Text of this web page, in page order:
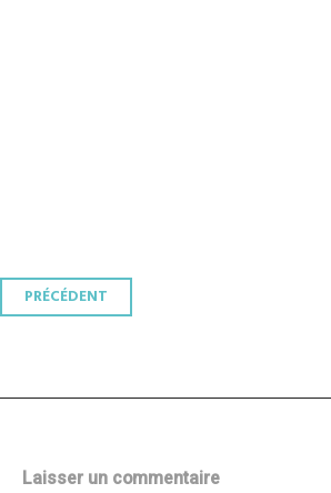
Navigation
PRÉCÉDENT
Laisser un commentaire